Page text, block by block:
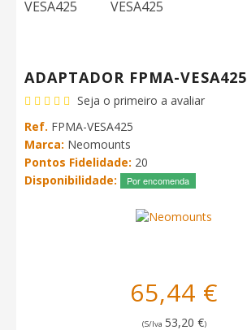
ADAPTADOR FPMA-VESA425
Seja o primeiro a avaliar
Ref. FPMA-VESA425
Marca: Neomounts
Pontos Fidelidade: 20
Disponibilidade:
Por encomenda
65,44 €
(S/Iva 53,20 €)